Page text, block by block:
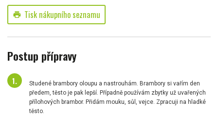
print Tisk nákupního seznamu
Postup přípravy
Studené brambory oloupu a nastrouhám. Brambory si vařím den
předem, těsto je pak lepší. Případně používám zbytky už uvařených
přílohových brambor. Přidám mouku, sůl, vejce. Zpracuji na hladké
těsto.